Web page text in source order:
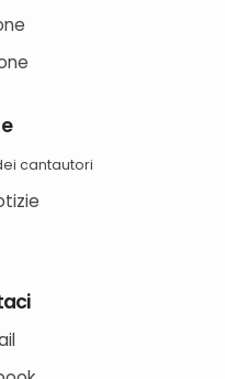
cantautori